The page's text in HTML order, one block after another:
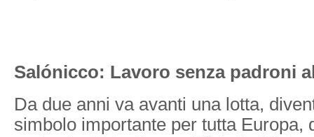
Salónicco: Lavoro senza padroni
Da due anni va avanti una lotta,
simbolo importante per tutta Europa,